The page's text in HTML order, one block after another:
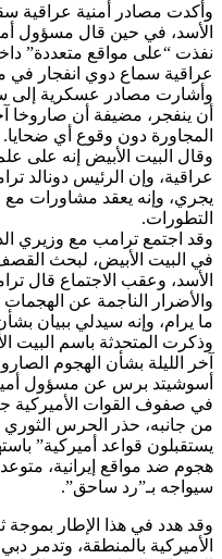
وأكدت مصادر أمنية عراقية
الأسد، في حين قال مسؤول
نفذت “على مواقع متعددة”
عراقية سماع دوي انفجار في
وأشارت مصادر عسكرية إلى
أن ينفجر، مضيفة أن صاروخا
المجاورة دون وقوع أي ضحايا.
وقال البيت الأبيض إنه على
عراقية، وإن الرئيس دونالد
يجري، وإنه يعقد مشاورات
التطورات.
وقد اجتمع ترامب مع وزيري
في البيت الأبيض، لبحث
الأسد، وعقب الاجتماع قال
والأضرار الناجمة عن
ما يرام، وإنه سيدلي ببيان
وذكرت المتحدثة باسم البيت
آخر الليلة بشأن الهجوم
أسوشيتد برس عن مسؤول
في صفوف القوات الأميركية
من جانبه، حذر الحرس الثوري
يستقبلون قواعد أميركية”
هجوم ضد مواقع إيرانية،
سيواجه بـ”رد ساحق”.
وقد هدد في هذا الإطار بموجة
الأميركية بالمنطقة، وتدمر